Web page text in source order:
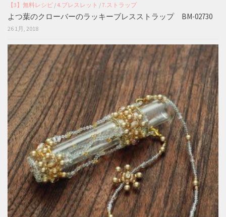
【3】無料レシピ /4.ブレスレット /7.ストラップ
よつ葉のクローバーのラッキーブレスストラップ BM-02730
26 1月, 2018